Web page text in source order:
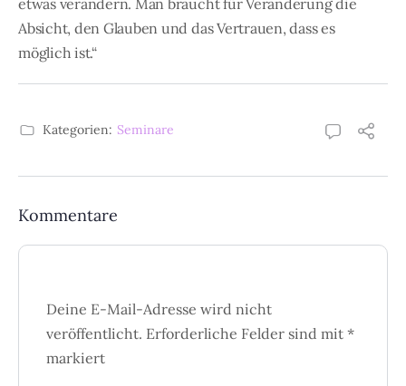
Absicht, den Glauben und das Vertrauen, dass es
möglich ist.“
Kategorien: Seminare
Kommentare
Deine E-Mail-Adresse wird nicht
veröffentlicht. Erforderliche Felder sind mit *
markiert